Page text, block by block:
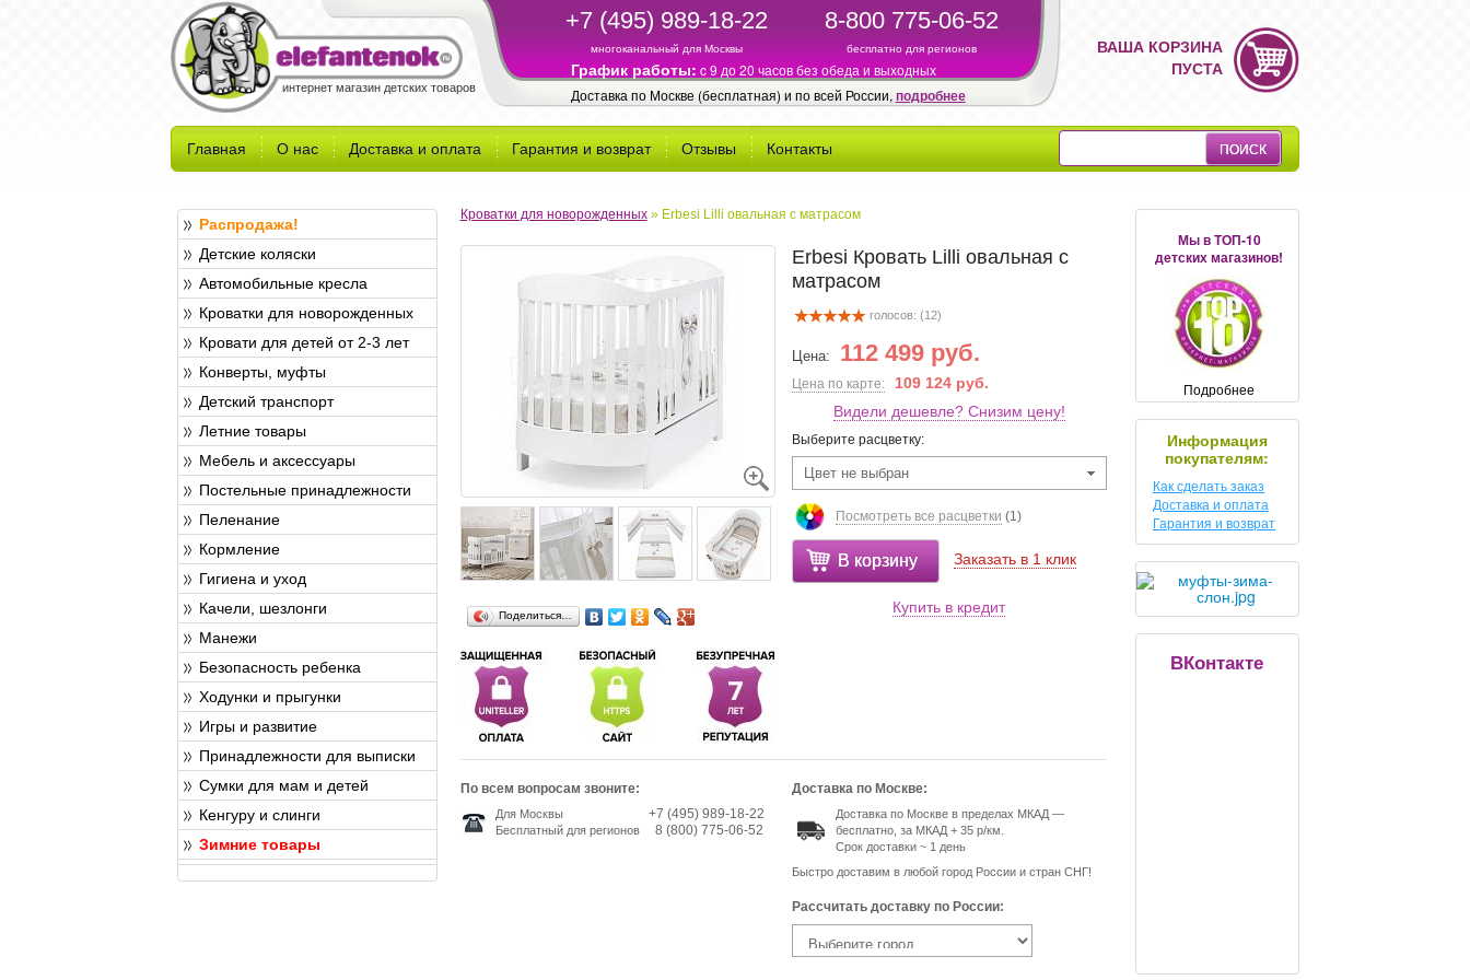
интернет магазин детских товаров
+7 (495) 989-18-22
многоканальный для Москвы
8-800 775-06-52
бесплатно для регионов
График работы: c 9 до 20 часов без обеда и выходных
Доставка по Москве (бесплатная) и по всей России, подробнее
ВАША КОРЗИНА
ПУСТА
Главная О нас Доставка и оплата Гарантия и возврат Отзывы Контакты
Распродажа!
Детские коляски
Автомобильные кресла
Кроватки для новорожденных
Кровати для детей от 2-3 лет
Конверты, муфты
Детский транспорт
Летние товары
Мебель и аксессуары
Постельные принадлежности
Пеленание
Кормление
Гигиена и уход
Качели, шезлонги
Манежи
Безопасность ребенка
Ходунки и прыгунки
Игры и развитие
Принадлежности для выписки
Сумки для мам и детей
Кенгуру и слинги
Зимние товары
Кроватки для новорожденных» Erbesi Lilli овальная с матрасом
Поделиться…
Erbesi Кровать Lilli овальная с
матрасом
голосов: (12)
Цена: 112 499 руб.
Цена по карте:
109 124 руб.
Видели дешевле? Снизим цену!
Выберите расцветку:
Цвет не выбран
Посмотреть все расцветки (1)
В корзину Заказать в 1 клик
Купить в кредит
По всем вопросам звоните:
Для Москвы
Бесплатный для регионов
+7 (495) 989-18-22
8 (800) 775-06-52
Доставка по Москве:
Доставка по Москве в пределах МКАД —
бесплатно, за МКАД + 35 р/км.
Срок доставки ~ 1 день
Быстро доставим в любой город России и стран СНГ!
Рассчитать доставку по России:
Мы в ТОП-10
детских магазинов!
Подробнее
Информация
покупателям:
Как сделать заказ
Доставка и оплата
Гарантия и возврат
ВКонтакте